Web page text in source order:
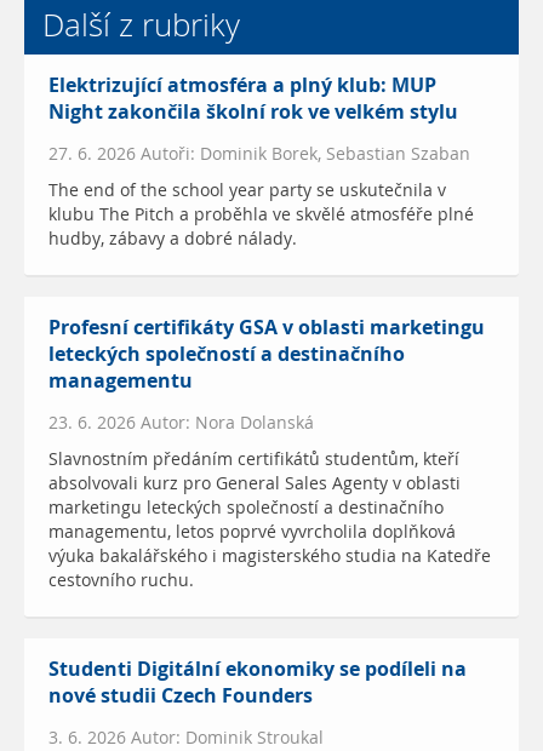
Další z rubriky
Elektrizující atmosféra a plný klub: MUP
Night zakončila školní rok ve velkém stylu
27. 6. 2026 Autoři: Dominik Borek, Sebastian Szaban
The end of the school year party se uskutečnila v
klubu The Pitch a proběhla ve skvělé atmosféře plné
hudby, zábavy a dobré nálady.
Profesní certifikáty GSA v oblasti marketingu
leteckých společností a destinačního
managementu
23. 6. 2026 Autor: Nora Dolanská
Slavnostním předáním certifikátů studentům, kteří
absolvovali kurz pro General Sales Agenty v oblasti
marketingu leteckých společností a destinačního
managementu, letos poprvé vyvrcholila doplňková
výuka bakalářského i magisterského studia na Katedře
cestovního ruchu.
Studenti Digitální ekonomiky se podíleli na
nové studii Czech Founders
3. 6. 2026 Autor: Dominik Stroukal